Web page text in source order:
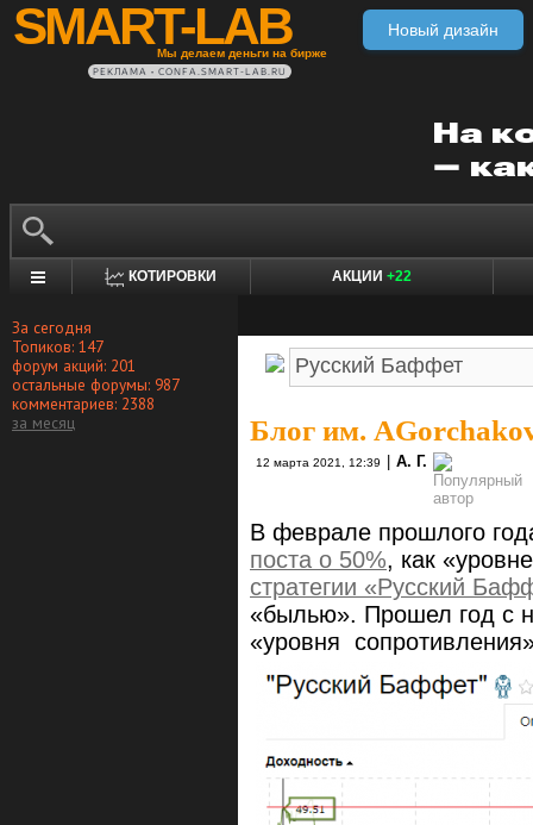
SMART-LAB
Мы делаем деньги на бирже
Новый дизайн
РЕКЛАМА • CONFA.SMART-LAB.RU
КОТИРОВКИ АКЦИИ +22
За сегодня
Топиков: 147
форум акций: 201
остальные форумы: 987
комментариев: 2388
за месяц
Блог им.
12 марта 2021, 12:39 А. Г.
В феврале прошлого
поста о 50%, как
стратегии «Русский
«былью». Прошел год с
«уровня